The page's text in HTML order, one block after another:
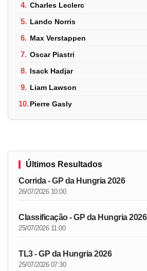
4. Charles Leclerc
5. Lando Norris
6. Max Verstappen
7. Oscar Piastri
8. Isack Hadjar
9. Liam Lawson
10.Pierre Gasly
Últimos Resultados
Corrida - GP da Hungria 2026
26/07/2026 10:00
Classificação - GP da Hungria 2026
25/07/2026 11:00
TL3 - GP da Hungria 2026
25/07/2026 07:30